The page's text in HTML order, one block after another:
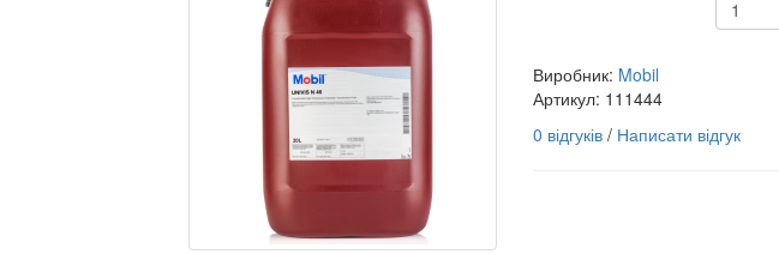
Виробник: Mobil
Артикул: 111444
0 відгуків/ Написати відгук